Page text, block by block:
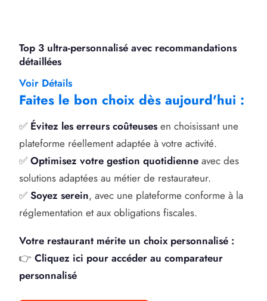
Top 3 ultra-personnalisé avec recommandations
détaillées
Voir Détails
Faites le bon choix dès aujourd'hui :
✅ Évitez les erreurs coûteuses en choisissant une
plateforme réellement adaptée à votre activité.
✅ Optimisez votre gestion quotidienne avec des
solutions adaptées au métier de restaurateur.
✅ Soyez serein, avec une plateforme conforme à la
réglementation et aux obligations fiscales.
Votre restaurant mérite un choix personnalisé :
👉 Cliquez ici pour accéder au comparateur
personnalisé